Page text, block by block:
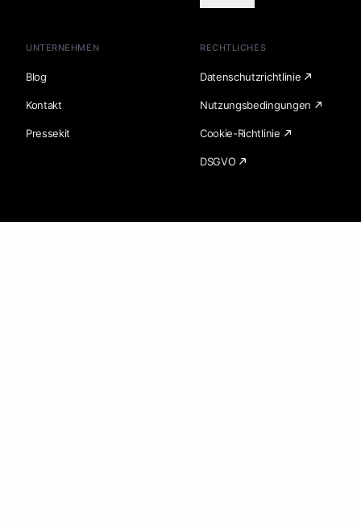
UNTERNEHMEN
Blog
Kontakt
Pressekit
RECHTLICHES
Datenschutzrichtlinie
Nutzungsbedingungen
Cookie-Richtlinie
DSGVO